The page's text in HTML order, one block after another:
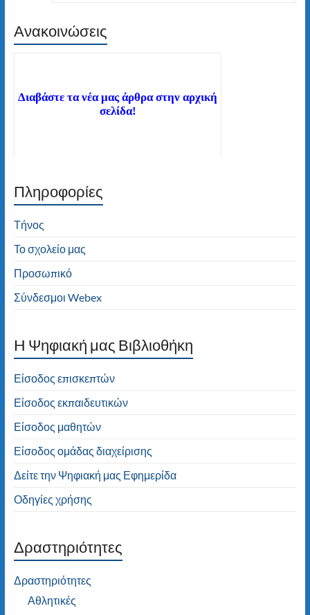
Ανακοινώσεις
Καλώς ήλθατε στον ιστότοπο του 2ου
Δημοτικού Σχολείου Τήνου! Καλή
Διαβάστε τα νέα μας άρθρα στην αρχική
σελίδα!
Πληροφορίες
Τήνος
Το σχολείο μας
Προσωπικό
Σύνδεσμοι Webex
H Ψηφιακή μας Βιβλιοθήκη
Είσοδος επισκεπτών
Είσοδος εκπαιδευτικών
Είσοδος μαθητών
Είσοδος ομάδας διαχείρισης
Δείτε την Ψηφιακή μας Εφημερίδα
Οδηγίες χρήσης
Δραστηριότητες
Δραστηριότητες
Αθλητικές